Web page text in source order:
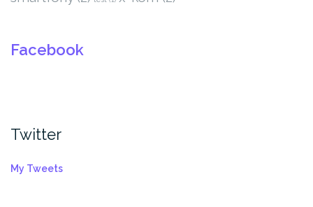
Facebook
Twitter
My Tweets